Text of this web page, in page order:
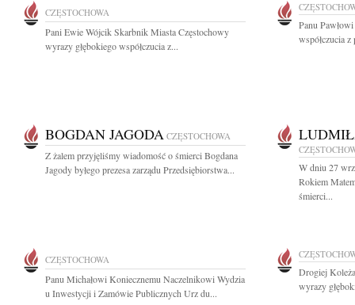
CZĘSTOCHOWA
Pani Ewie Wójcik Skarbnik Miasta Częstochowy
wyrazy głębokiego współczucia z...
Panu
współczucia
BOGDAN JAGODA CZĘSTOCHOWA
Z żalem przyjęliśmy wiadomość o śmierci Bogdana
Jagody byłego prezesa zarządu Przedsiębiorstwa...
W dniu 27
Rokiem
śmierci...
CZĘSTOCHOWA
Panu Michałowi Koniecznemu Naczelnikowi Wydzia
u Inwestycji i Zamówie Publicznych Urz du...
Drogiej
wyrazy